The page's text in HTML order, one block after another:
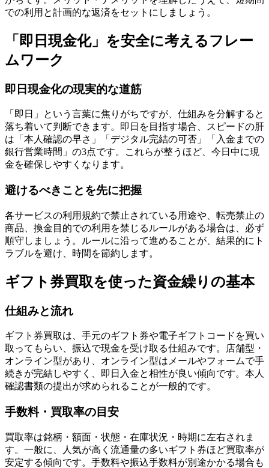
での利用と計画的な返済をセットにしましょう。
「即日現金化」を安全に考えるフレー
ムワーク
即日現金化の現実的な道筋
「即日」という言葉に焦りがちですが、仕組みを分解すると
落ち着いて判断できます。即日を目指す場合、スピードの肝
は「本人確認の早さ」「デジタル完結の可否」「入金までの
銀行営業時間」の3点です。これらが整うほど、今日中に現
金を確保しやすくなります。
避けるべきことを先に把握
各サービスの利用規約で禁止されている用途や、転売禁止の
商品、換金目的での利用を禁じるルールがある場合は、必ず
順守しましょう。ルールに沿って進めることが、結果的にト
ラブルを避け、時間を節約します。
ギフト券買取を使った資金繰りの基本
仕組みと流れ
ギフト券買取は、手元のギフト券や電子ギフトコードを買い
取ってもらい、振込で現金を受け取る仕組みです。店舗型・
オンライン型があり、オンライン型はメールやフォームで手
続きが完結しやすく、即日入金と相性が良い傾向です。本人
確認書類の提出が求められることが一般的です。
手数料・買取率の目安
買取率は銘柄・額面・状態・在庫状況・時期に左右されま
す。一般に、人気が高く流通量の多いギフト券ほど買取率が
安定する傾向です。手数料や振込手数料が別途かかる場合も